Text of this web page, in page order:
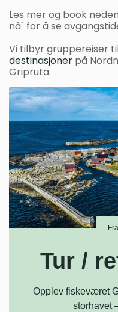
Les mer og book
nå" for å se
Vi tilbyr gruppereiser
destinasjoner på
Gripruta.